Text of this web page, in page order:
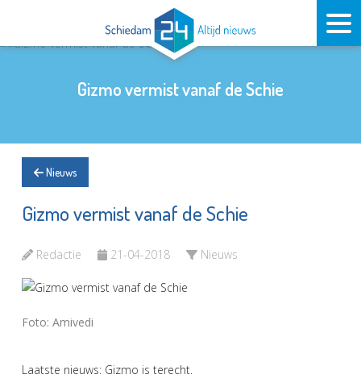
Gizmo vermist vanaf de Schie
Nieuws
Gizmo vermist vanaf de Schie
Redactie 21-04-2018 Nieuws
Foto: Amivedi
Laatste nieuws: Gizmo is terecht.